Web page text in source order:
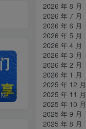
白菜价解锁20000+N个赚钱机会，加入知拾光会员，全站资源免费学习。 加盟知拾光，搭建同款项目资源站，实现日入2000+
2026 年 8 月
2026 年 7 月
2026 年 6 月
2026 年 5 月
2026 年 4 月
2026 年 3 月
2026 年 2 月
2026 年 1 月
2025 年 12 月
2025 年 11 月
2025 年 10 月
2025 年 9 月
2025 年 8 月